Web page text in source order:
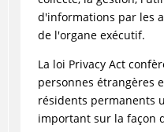
d'informations par les
de l'organe exécutif.
La loi Privacy Act
personnes étrangères
résidents permanents
important sur la façon